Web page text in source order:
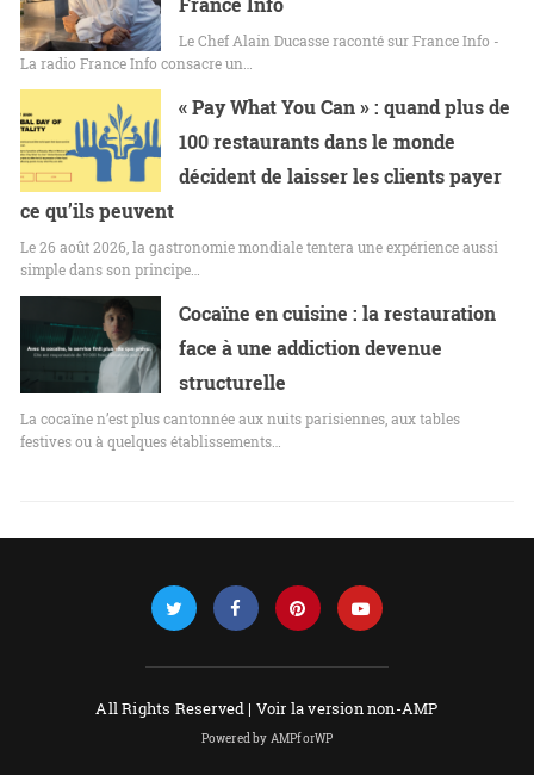
Le Chef Alain Ducasse raconté sur France Info -
La radio France Info consacre un…
« Pay What You Can » : quand plus de
100 restaurants dans le monde
décident de laisser les clients payer
ce qu’ils peuvent
Le 26 août 2026, la gastronomie mondiale tentera une expérience aussi
simple dans son principe…
Cocaïne en cuisine : la restauration
face à une addiction devenue
structurelle
La cocaïne n’est plus cantonnée aux nuits parisiennes, aux tables
festives ou à quelques établissements…
All Rights Reserved | Voir la version non-AMP
Powered by AMPforWP